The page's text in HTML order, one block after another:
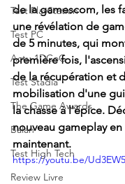
Test PlayStation
Test PC
Actu 1DCoG
Test Stadia
The Game Awards
Balan
Test High Tech
Review Livre
de la gamescom, les
une révélation de
de 5 minutes, qui
première fois,
de la récupération et
mobilisation d'une
la chasse à l'épice.
nouveau gameplay
maintenant.
https://youtu.be/